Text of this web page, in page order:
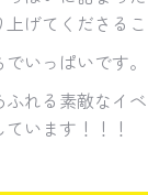
上げてくださる
いっぱいです。
れる素敵なイ
います！！！